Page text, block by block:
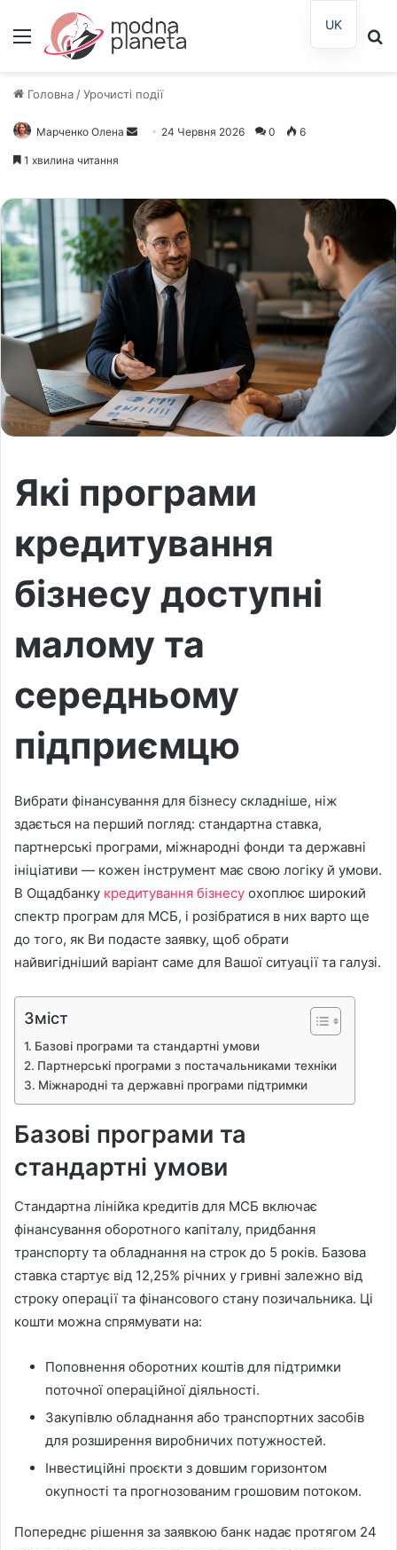
Меню
Головна /Урочисті події
Марченко Олена
Надішліть
24 Червня 2026 0 6
1 хвилина читання
Які програми
кредитування
бізнесу доступні
малому та
середньому
підприємцю
Вибрати фінансування для бізнесу складніше, ніж
здається на перший погляд: стандартна ставка,
партнерські програми, міжнародні фонди та державні
ініціативи — кожен інструмент має свою логіку й умови.
В Ощадбанку кредитування бізнесу охоплює широкий
спектр програм для МСБ, і розібратися в них варто ще
до того, як Ви подасте заявку, щоб обрати
найвигідніший варіант саме для Вашої ситуації та галузі.
Зміст
Базові програми та стандартні умови
Партнерські програми з постачальниками техніки
Міжнародні та державні програми підтримки
Базові програми та
стандартні умови
Стандартна лінійка кредитів для МСБ включає
фінансування оборотного капіталу, придбання
транспорту та обладнання на строк до 5 років. Базова
ставка стартує від 12,25% річних у гривні залежно від
строку операції та фінансового стану позичальника. Ці
кошти можна спрямувати на:
Поповнення оборотних коштів для підтримки
поточної операційної діяльності.
Закупівлю обладнання або транспортних засобів
для розширення виробничих потужностей.
Інвестиційні проєкти з довшим горизонтом
окупності та прогнозованим грошовим потоком.
Попереднє рішення за заявкою банк надає протягом 24
UK